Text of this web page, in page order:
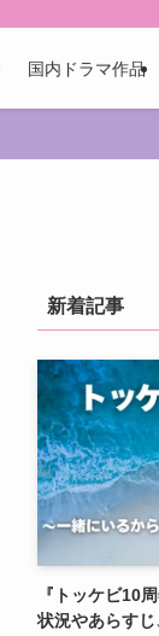
国内ドラマ作品
新着記事
『トッケビ10
状況やあらす